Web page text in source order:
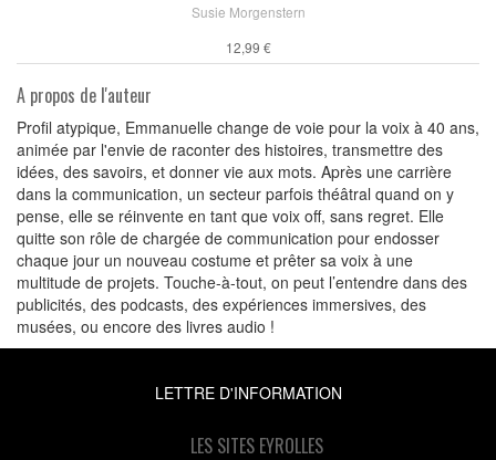
Susie Morgenstern
12,99 €
A propos de l'auteur
Profil atypique, Emmanuelle change de voie pour la voix à 40 ans,
animée par l'envie de raconter des histoires, transmettre des
idées, des savoirs, et donner vie aux mots. Après une carrière
dans la communication, un secteur parfois théâtral quand on y
pense, elle se réinvente en tant que voix off, sans regret. Elle
quitte son rôle de chargée de communication pour endosser
chaque jour un nouveau costume et prêter sa voix à une
multitude de projets. Touche-à-tout, on peut l’entendre dans des
publicités, des podcasts, des expériences immersives, des
musées, ou encore des livres audio !
LETTRE D'INFORMATION
LES SITES EYROLLES